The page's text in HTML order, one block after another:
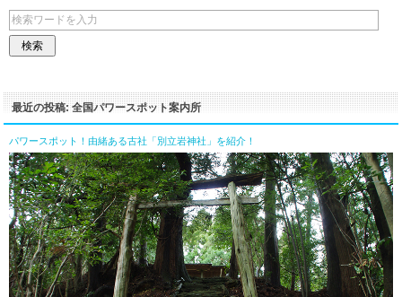
最近の投稿: 全国パワースポット案内所
パワースポット！由緒ある古社「別立岩神社」を紹介！